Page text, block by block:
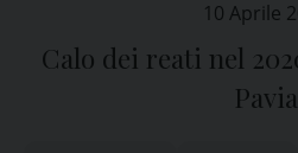
10 Aprile
Calo dei reati nel
Pavia